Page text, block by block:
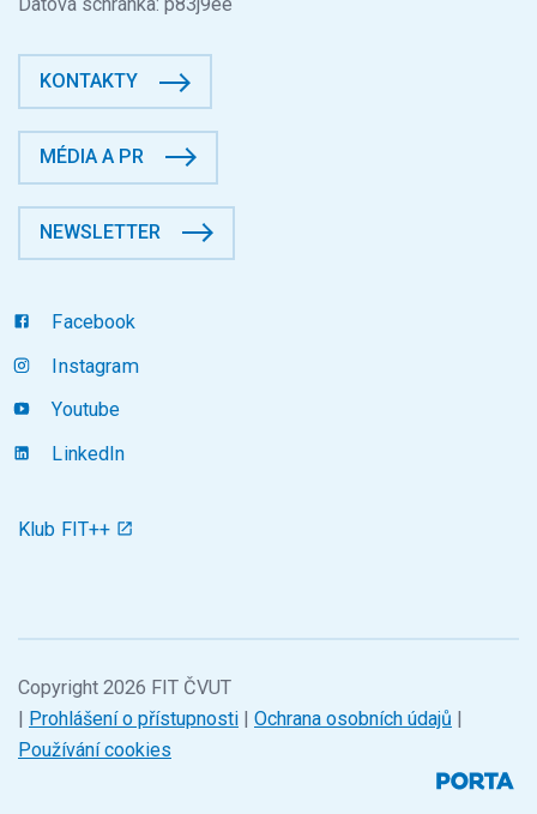
KONTAKTY
MÉDIA A PR
NEWSLETTER
Facebook
Instagram
Youtube
LinkedIn
Klub FIT++
Copyright 2026 FIT ČVUT
| Prohlášení o přístupnosti | Ochrana osobních údajů |
Používání cookies